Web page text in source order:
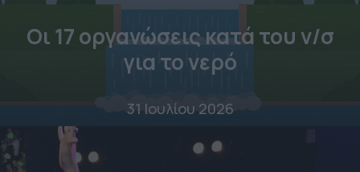
Οι 17 οργανώσεις κατά του ν/σ
για το νερό
31 Ιουλίου 2026